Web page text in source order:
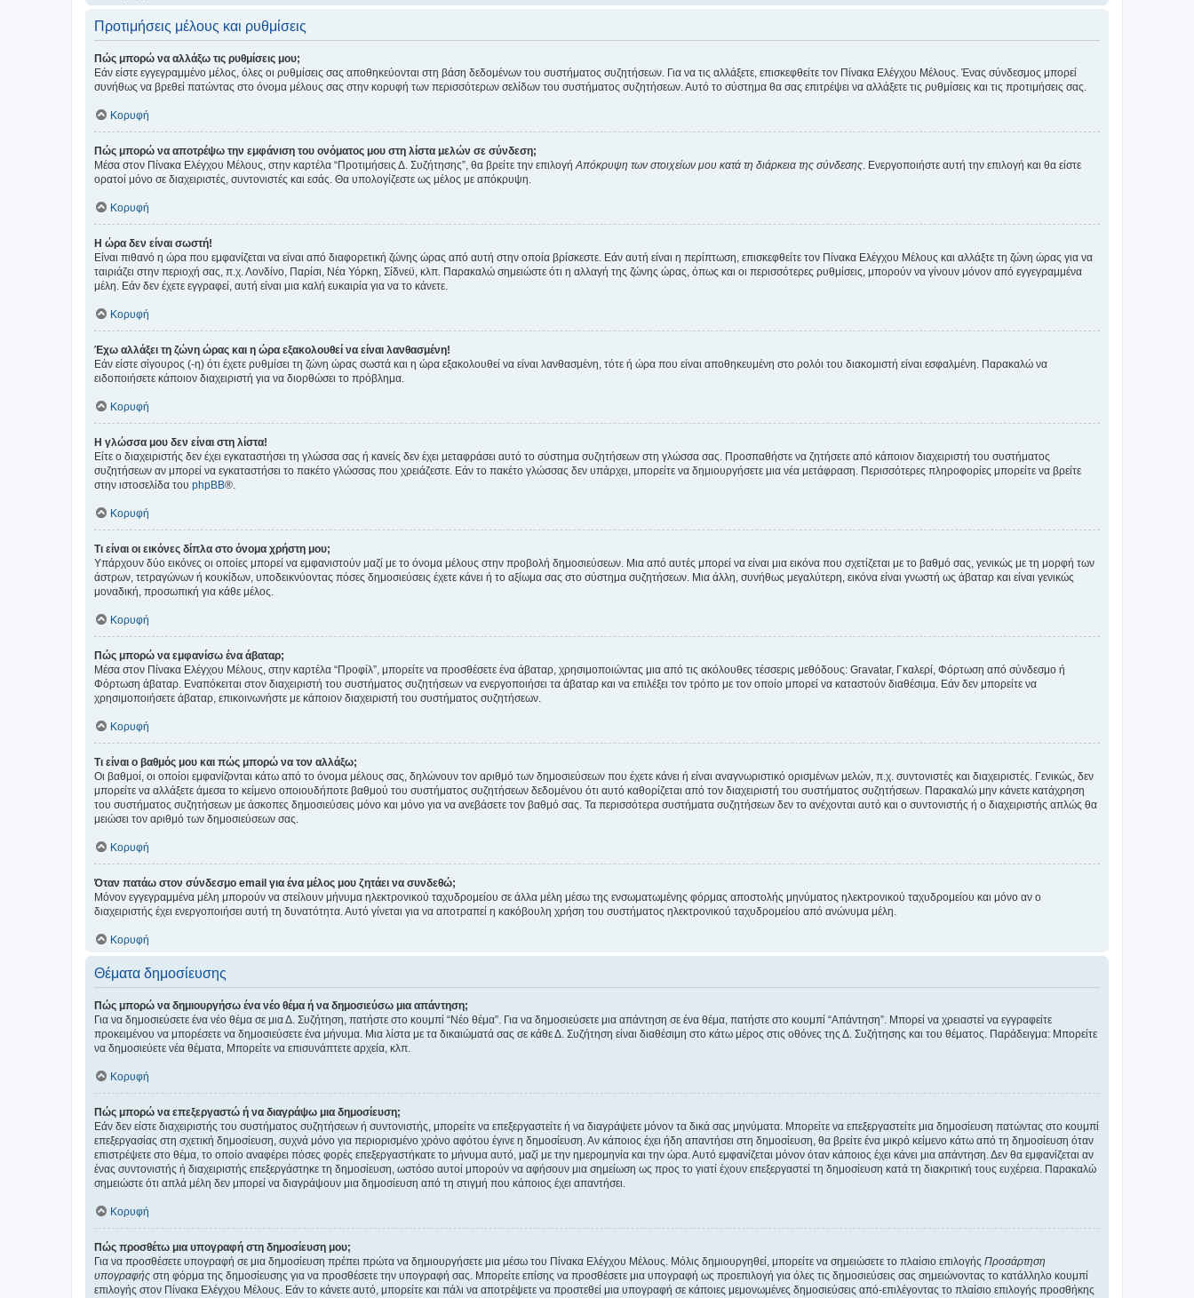
Προτιμήσεις μέλους και ρυθμίσεις
Πώς μπορώ να αλλάξω τις ρυθμίσεις μου;
Εάν είστε εγγεγραμμένο μέλος, όλες οι ρυθμίσεις σας αποθηκεύονται στη βάση δεδομένων του συστήματος συζητήσεων. Για να τις αλλάξετε, επισκεφθείτε τον Πίνακα Ελέγχου Μέλους. Ένας σύνδεσμος μπορεί
συνήθως να βρεθεί πατώντας στο όνομα μέλους σας στην κορυφή των περισσότερων σελίδων του συστήματος συζητήσεων. Αυτό το σύστημα θα σας επιτρέψει να αλλάξετε τις ρυθμίσεις και τις προτιμήσεις σας.
Κορυφή
Πώς μπορώ να αποτρέψω την εμφάνιση του ονόματος μου στη λίστα μελών σε σύνδεση;
Μέσα στον Πίνακα Ελέγχου Μέλους, στην καρτέλα “Προτιμήσεις Δ. Συζήτησης”, θα βρείτε την επιλογήΑπόκρυψη των στοιχείων μου κατά τη διάρκεια της σύνδεσης. Ενεργοποιήστε αυτή την επιλογή και θα είστε
ορατοί μόνο σε διαχειριστές, συντονιστές και εσάς. Θα υπολογίζεστε ως μέλος με απόκρυψη.
Κορυφή
Η ώρα δεν είναι σωστή!
Είναι πιθανό η ώρα που εμφανίζεται να είναι από διαφορετική ζώνης ώρας από αυτή στην οποία βρίσκεστε. Εάν αυτή είναι η περίπτωση, επισκεφθείτε τον Πίνακα Ελέγχου Μέλους και αλλάξτε τη ζώνη ώρας για να
ταιριάζει στην περιοχή σας, π.χ. Λονδίνο, Παρίσι, Νέα Υόρκη, Σίδνεϋ, κλπ. Παρακαλώ σημειώστε ότι η αλλαγή της ζώνης ώρας, όπως και οι περισσότερες ρυθμίσεις, μπορούν να γίνουν μόνον από εγγεγραμμένα
μέλη. Εάν δεν έχετε εγγραφεί, αυτή είναι μια καλή ευκαιρία για να το κάνετε.
Κορυφή
Έχω αλλάξει τη ζώνη ώρας και η ώρα εξακολουθεί να είναι λανθασμένη!
Εάν είστε σίγουρος (-η) ότι έχετε ρυθμίσει τη ζώνη ώρας σωστά και η ώρα εξακολουθεί να είναι λανθασμένη, τότε ή ώρα που είναι αποθηκευμένη στο ρολόι του διακομιστή είναι εσφαλμένη. Παρακαλώ να
ειδοποιήσετε κάποιον διαχειριστή για να διορθώσει το πρόβλημα.
Κορυφή
Η γλώσσα μου δεν είναι στη λίστα!
Είτε ο διαχειριστής δεν έχει εγκαταστήσει τη γλώσσα σας ή κανείς δεν έχει μεταφράσει αυτό το σύστημα συζητήσεων στη γλώσσα σας. Προσπαθήστε να ζητήσετε από κάποιον διαχειριστή του συστήματος
συζητήσεων αν μπορεί να εγκαταστήσει το πακέτο γλώσσας που χρειάζεστε. Εάν το πακέτο γλώσσας δεν υπάρχει, μπορείτε να δημιουργήσετε μια νέα μετάφραση. Περισσότερες πληροφορίες μπορείτε να βρείτε
στην ιστοσελίδα του phpBB®.
Κορυφή
Τι είναι οι εικόνες δίπλα στο όνομα χρήστη μου;
Υπάρχουν δύο εικόνες οι οποίες μπορεί να εμφανιστούν μαζί με το όνομα μέλους στην προβολή δημοσιεύσεων. Μια από αυτές μπορεί να είναι μια εικόνα που σχετίζεται με το βαθμό σας, γενικώς με τη μορφή των
άστρων, τετραγώνων ή κουκίδων, υποδεικνύοντας πόσες δημοσιεύσεις έχετε κάνει ή το αξίωμα σας στο σύστημα συζητήσεων. Μια άλλη, συνήθως μεγαλύτερη, εικόνα είναι γνωστή ως άβαταρ και είναι γενικώς
μοναδική, προσωπική για κάθε μέλος.
Κορυφή
Πώς μπορώ να εμφανίσω ένα άβαταρ;
Μέσα στον Πίνακα Ελέγχου Μέλους, στην καρτέλα “Προφίλ”, μπορείτε να προσθέσετε ένα άβαταρ, χρησιμοποιώντας μια από τις ακόλουθες τέσσερις μεθόδους: Gravatar, Γκαλερί, Φόρτωση από σύνδεσμο ή
Φόρτωση άβαταρ. Εναπόκειται στον διαχειριστή του συστήματος συζητήσεων να ενεργοποιήσει τα άβαταρ και να επιλέξει τον τρόπο με τον οποίο μπορεί να καταστούν διαθέσιμα. Εάν δεν μπορείτε να
χρησιμοποιήσετε άβαταρ, επικοινωνήστε με κάποιον διαχειριστή του συστήματος συζητήσεων.
Κορυφή
Τι είναι ο βαθμός μου και πώς μπορώ να τον αλλάξω;
Οι βαθμοί, οι οποίοι εμφανίζονται κάτω από το όνομα μέλους σας, δηλώνουν τον αριθμό των δημοσιεύσεων που έχετε κάνει ή είναι αναγνωριστικό ορισμένων μελών, π.χ. συντονιστές και διαχειριστές. Γενικώς, δεν
μπορείτε να αλλάξετε άμεσα το κείμενο οποιουδήποτε βαθμού του συστήματος συζητήσεων δεδομένου ότι αυτό καθορίζεται από τον διαχειριστή του συστήματος συζητήσεων. Παρακαλώ μην κάνετε κατάχρηση
του συστήματος συζητήσεων με άσκοπες δημοσιεύσεις μόνο και μόνο για να ανεβάσετε τον βαθμό σας. Τα περισσότερα συστήματα συζητήσεων δεν το ανέχονται αυτό και ο συντονιστής ή ο διαχειριστής απλώς θα
μειώσει τον αριθμό των δημοσιεύσεων σας.
Κορυφή
Όταν πατάω στον σύνδεσμο email για ένα μέλος μου ζητάει να συνδεθώ;
Μόνον εγγεγραμμένα μέλη μπορούν να στείλουν μήνυμα ηλεκτρονικού ταχυδρομείου σε άλλα μέλη μέσω της ενσωματωμένης φόρμας αποστολής μηνύματος ηλεκτρονικού ταχυδρομείου και μόνο αν ο
διαχειριστής έχει ενεργοποιήσει αυτή τη δυνατότητα. Αυτό γίνεται για να αποτραπεί η κακόβουλη χρήση του συστήματος ηλεκτρονικού ταχυδρομείου από ανώνυμα μέλη.
Κορυφή
Θέματα δημοσίευσης
Πώς μπορώ να δημιουργήσω ένα νέο θέμα ή να δημοσιεύσω μια απάντηση;
Για να δημοσιεύσετε ένα νέο θέμα σε μια Δ. Συζήτηση, πατήστε στο κουμπί “Νέο θέμα”. Για να δημοσιεύσετε μια απάντηση σε ένα θέμα, πατήστε στο κουμπί “Απάντηση”. Μπορεί να χρειαστεί να εγγραφείτε
προκειμένου να μπορέσετε να δημοσιεύσετε ένα μήνυμα. Μια λίστα με τα δικαιώματά σας σε κάθε Δ. Συζήτηση είναι διαθέσιμη στο κάτω μέρος στις οθόνες της Δ. Συζήτησης και του θέματος. Παράδειγμα: Μπορείτε
να δημοσιεύετε νέα θέματα, Μπορείτε να επισυνάπτετε αρχεία, κλπ.
Κορυφή
Πώς μπορώ να επεξεργαστώ ή να διαγράψω μια δημοσίευση;
Εάν δεν είστε διαχειριστής του συστήματος συζητήσεων ή συντονιστής, μπορείτε να επεξεργαστείτε ή να διαγράψετε μόνον τα δικά σας μηνύματα. Μπορείτε να επεξεργαστείτε μια δημοσίευση πατώντας στο κουμπί
επεξεργασίας στη σχετική δημοσίευση, συχνά μόνο για περιορισμένο χρόνο αφότου έγινε η δημοσίευση. Αν κάποιος έχει ήδη απαντήσει στη δημοσίευση, θα βρείτε ένα μικρό κείμενο κάτω από τη δημοσίευση όταν
επιστρέψετε στο θέμα, το οποίο αναφέρει πόσες φορές επεξεργαστήκατε το μήνυμα αυτό, μαζί με την ημερομηνία και την ώρα. Αυτό εμφανίζεται μόνον όταν κάποιος έχει κάνει μια απάντηση. Δεν θα εμφανίζεται αν
ένας συντονιστής ή διαχειριστής επεξεργάστηκε τη δημοσίευση, ωστόσο αυτοί μπορούν να αφήσουν μια σημείωση ως προς το γιατί έχουν επεξεργαστεί τη δημοσίευση κατά τη διακριτική τους ευχέρεια. Παρακαλώ
σημειώστε ότι απλά μέλη δεν μπορεί να διαγράψουν μια δημοσίευση από τη στιγμή που κάποιος έχει απαντήσει.
Κορυφή
Πώς προσθέτω μια υπογραφή στη δημοσίευση μου;
Για να προσθέσετε υπογραφή σε μια δημοσίευση πρέπει πρώτα να δημιουργήσετε μια μέσω του Πίνακα Ελέγχου Μέλους. Μόλις δημιουργηθεί, μπορείτε να σημειώσετε το πλαίσιο επιλογής Προσάρτηση
υπογραφής στη φόρμα της δημοσίευσης για να προσθέσετε την υπογραφή σας. Μπορείτε επίσης να προσθέσετε μια υπογραφή ως προεπιλογή για όλες τις δημοσιεύσεις σας σημειώνοντας το κατάλληλο κουμπί
επιλογής στον Πίνακα Ελέγχου Μέλους. Εάν το κάνετε αυτό, μπορείτε και πάλι να αποτρέψετε να προστεθεί μια υπογραφή σε κάποιες μεμονωμένες δημοσιεύσεις από-επιλέγοντας το πλαίσιο επιλογής προσθήκης